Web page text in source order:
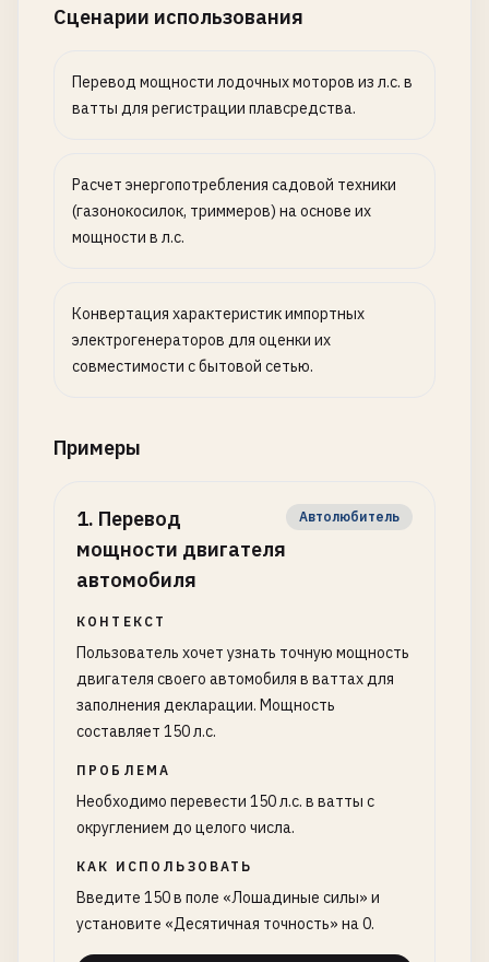
Сценарии использования
Перевод мощности лодочных моторов из л.с. в
ватты для регистрации плавсредства.
Расчет энергопотребления садовой техники
(газонокосилок, триммеров) на основе их
мощности в л.с.
Конвертация характеристик импортных
электрогенераторов для оценки их
совместимости с бытовой сетью.
Примеры
1. Перевод
мощности двигателя
автомобиля
Автолюбитель
КОНТЕКСТ
Пользователь хочет узнать точную мощность
двигателя своего автомобиля в ваттах для
заполнения декларации. Мощность
составляет 150 л.с.
ПРОБЛЕМА
Необходимо перевести 150 л.с. в ватты с
округлением до целого числа.
КАК ИСПОЛЬЗОВАТЬ
Введите 150 в поле «Лошадиные силы» и
установите «Десятичная точность» на 0.